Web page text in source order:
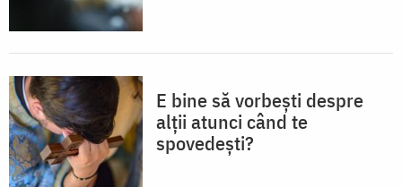
E bine să vorbești despre
alții atunci când te
spovedești?